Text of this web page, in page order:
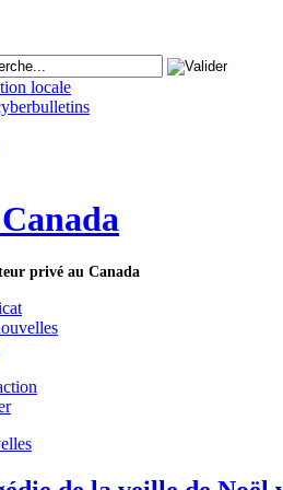
locale
privé au Canada